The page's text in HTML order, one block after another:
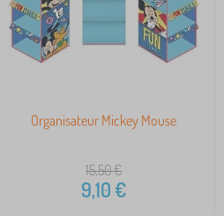
Organisateur Mickey Mouse
15,50€
9,10€